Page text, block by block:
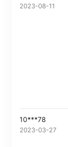
2023-08-11
10***78
2023-03-27